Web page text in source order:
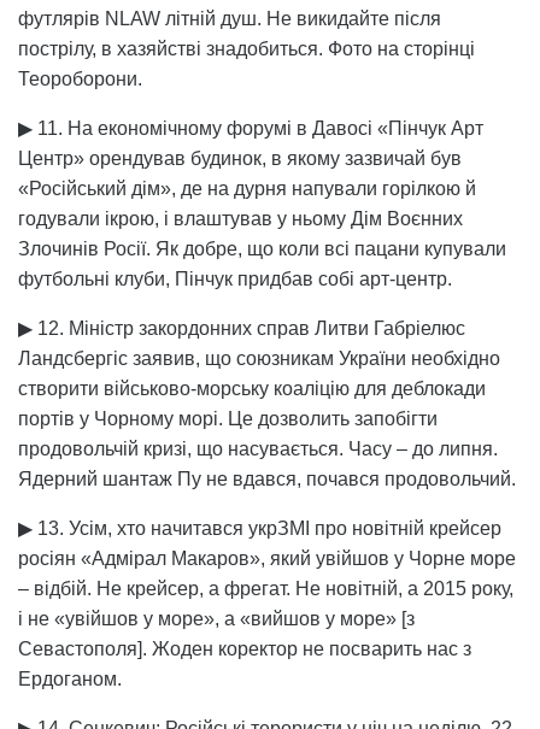
футлярів NLAW літній душ. Не викидайте після
пострілу, в хазяйстві знадобиться. Фото на сторінці
Теороборони.
▶ 11. На економічному форумі в Давосі «Пінчук Арт
Центр» орендував будинок, в якому зазвичай був
«Російський дім», де на дурня напували горілкою й
годували ікрою, і влаштував у ньому Дім Воєнних
Злочинів Росії. Як добре, що коли всі пацани купували
футбольні клуби, Пінчук придбав собі арт-центр.
▶ 12. Міністр закордонних справ Литви Габріелюс
Ландсбергіс заявив, що союзникам України необхідно
створити військово-морську коаліцію для деблокади
портів у Чорному морі. Це дозволить запобігти
продовольчій кризі, що насувається. Часу – до липня.
Ядерний шантаж Пу не вдався, почався продовольчий.
▶ 13. Усім, хто начитався укрЗМІ про новітній крейсер
росіян «Адмірал Макаров», який увійшов у Чорне море
– відбій. Не крейсер, а фрегат. Не новітній, а 2015 року,
і не «увійшов у море», а «вийшов у море» [з
Севастополя]. Жоден коректор не посварить нас з
Ердоганом.